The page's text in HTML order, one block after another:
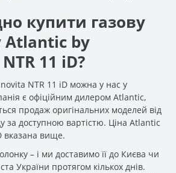
купити газову
Atlantic by
11 iD?
NTR 11 iD можна у нас у
є офіційним дилером Atlantic,
продаж оригінальних моделей від
за доступною вартістю. Ціна Atlantic
вказана вище.
– і ми доставимо її до Києва чи
України протягом кількох днів.